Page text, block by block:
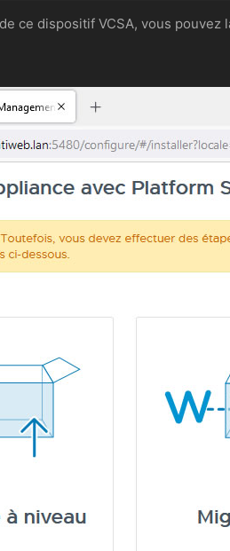
ce dispositif VCSA, vous